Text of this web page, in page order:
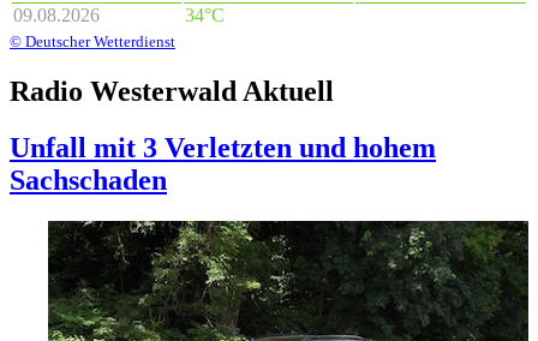
09.08.2026
34°C
© Deutscher Wetterdienst
Radio Westerwald Aktuell
Unfall mit 3 Verletzten und hohem
Sachschaden